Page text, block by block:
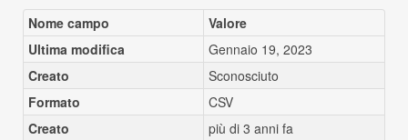
Nome campo
Valore
Ultima modifica
Gennaio 19, 2023
Creato
Sconosciuto
Formato
CSV
Creato
più di 3 anni fa